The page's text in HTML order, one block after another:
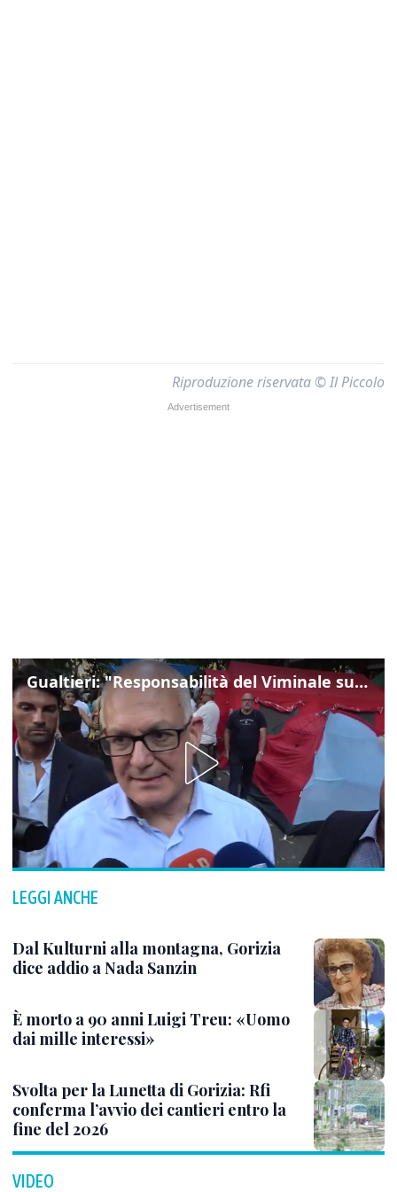
Riproduzione riservata © Il Piccolo
Gualtieri: "Responsabilità del Viminale su Spin Time? La posizione dei partiti è nota"
LEGGI ANCHE
Dal Kulturni alla montagna, Gorizia
dice addio a Nada Sanzin
È morto a 90 anni Luigi Treu: «Uomo
dai mille interessi»
Svolta per la Lunetta di Gorizia: Rfi
conferma l’avvio dei cantieri entro la
fine del 2026
VIDEO